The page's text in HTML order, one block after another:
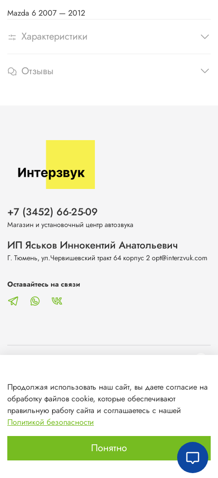
Mazda 6 2007 — 2012
Характеристики
Отзывы
Клиентам
Информация
+7 (3452) 66-25-09
Магазин и установочный центр автозвука
ИП Яськов Иннокентий Анатольевич
Г. Тюмень, ул.Червишевский тракт 64 корпус 2 opt@interzvuk.com
Оставайтесь на связи
Профиль
Продолжая использовать наш сайт, вы даете согласие на
обработку файлов cookie, которые обеспечивают
правильную работу сайта и соглашаетесь с нашей
Политикой безопасности
Понятно